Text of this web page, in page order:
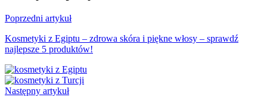
Poprzedni artykuł
Kosmetyki z Egiptu – zdrowa skóra i piękne włosy – sprawdź
najlepsze 5 produktów!
Następny artykuł